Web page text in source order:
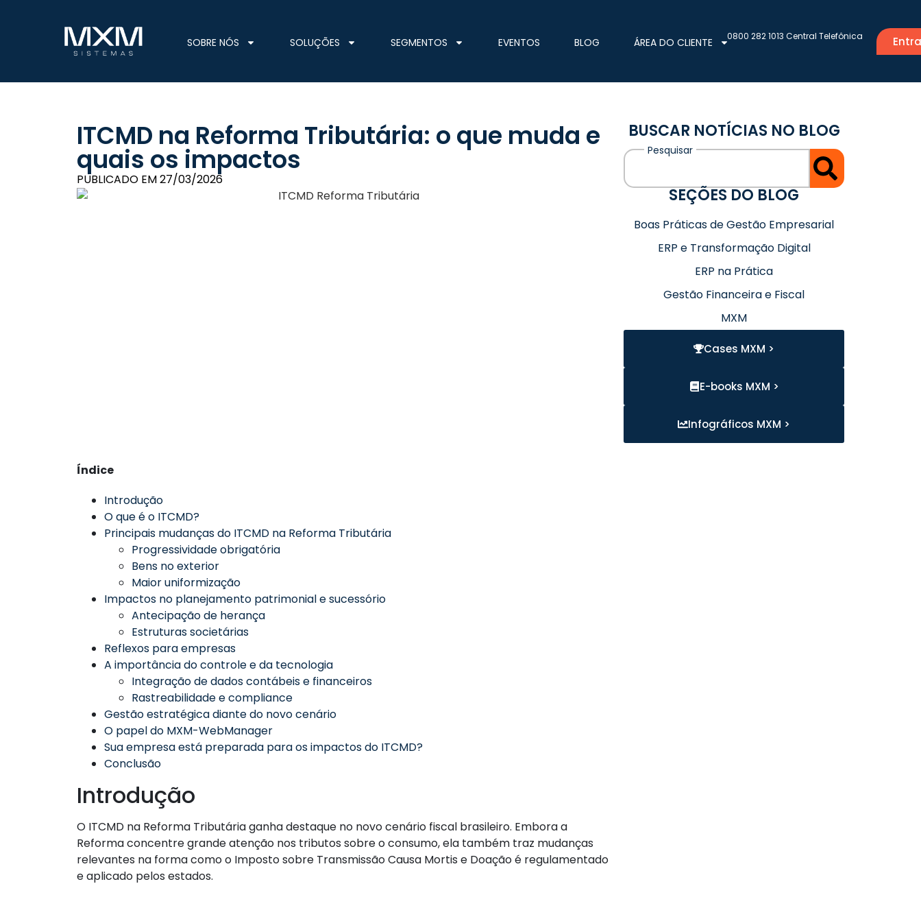
SOBRE NÓS SOLUÇÕES SEGMENTOS EVENTOS BLOG ÁREA DO CLIENTE 0800 282 1013 Central Telefônica
ITCMD na Reforma Tributária: o que muda e
quais os impactos
PUBLICADO EM27/03/2026
Índice
Introdução
O que é o ITCMD?
Principais mudanças do ITCMD na Reforma Tributária
Progressividade obrigatória
Bens no exterior
Maior uniformização
Impactos no planejamento patrimonial e sucessório
Antecipação de herança
Estruturas societárias
Reflexos para empresas
A importância do controle e da tecnologia
Integração de dados contábeis e financeiros
Rastreabilidade e compliance
Gestão estratégica diante do novo cenário
O papel do MXM-WebManager
Sua empresa está preparada para os impactos do ITCMD?
Conclusão
Introdução
O ITCMD na Reforma Tributária ganha destaque no novo cenário fiscal brasileiro. Embora a
Reforma concentre grande atenção nos tributos sobre o consumo, ela também traz mudanças
relevantes na forma como o Imposto sobre Transmissão Causa Mortis e Doação é regulamentado
e aplicado pelos estados.
BUSCAR NOTÍCIAS NO BLOG
SEÇÕES DO BLOG
Boas Práticas de Gestão Empresarial
ERP e Transformação Digital
ERP na Prática
Gestão Financeira e Fiscal
MXM
Cases MXM >
E-books MXM >
Infográficos MXM >